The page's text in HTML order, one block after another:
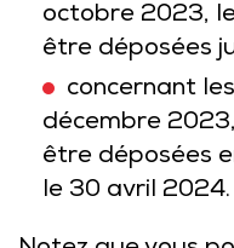
octobre 2023,
être déposées
concernant
décembre
être déposées
le 30 avril 2024.